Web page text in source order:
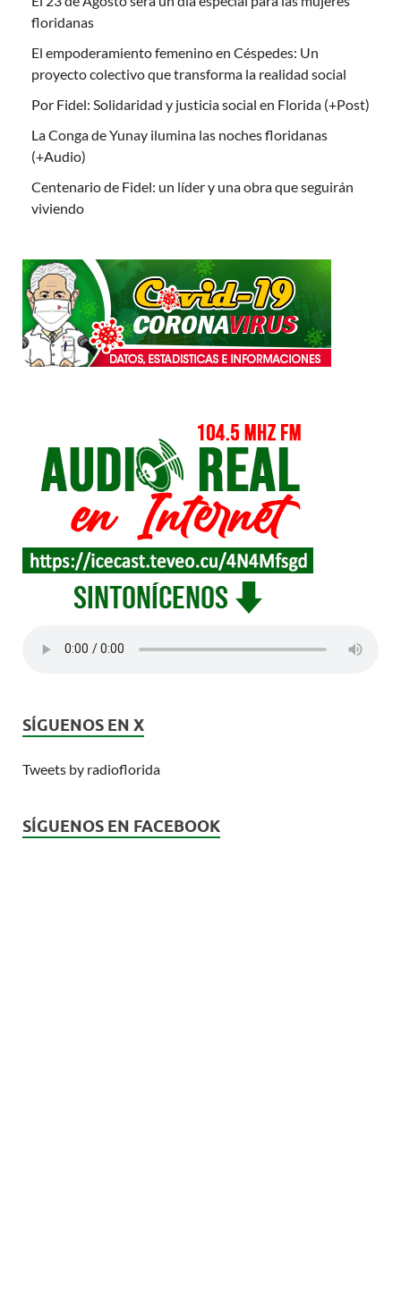
floridanas
El empoderamiento femenino en Céspedes: Un
proyecto colectivo que transforma la realidad social
Por Fidel: Solidaridad y justicia social en Florida (+Post)
La Conga de Yunay ilumina las noches floridanas
(+Audio)
Centenario de Fidel: un líder y una obra que seguirán
viviendo
SÍGUENOS EN X
Tweets by radioflorida
SÍGUENOS EN FACEBOOK